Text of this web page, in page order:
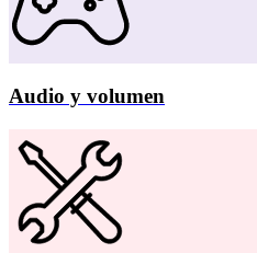
Audio y volumen